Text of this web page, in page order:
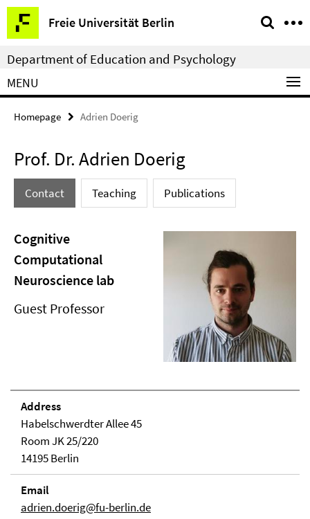
Springe
direkt
zu
Inhalt
Freie Universität Berlin
Service
Navigation
Department of Education and Psychology
MENU
Homepage Adrien Doerig
Prof. Dr. Adrien Doerig
Contact Teaching Publications
Cognitive
Computational
Neuroscience lab
Guest Professor
Address
Habelschwerdter Allee 45
Room JK 25/220
14195 Berlin
Email
adrien.doerig@fu-berlin.de